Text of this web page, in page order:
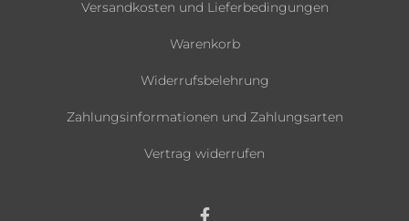
Versandkosten und Lieferbedingungen
Warenkorb
Widerrufsbelehrung
Zahlungsinformationen und Zahlungsarten
Vertrag widerrufen